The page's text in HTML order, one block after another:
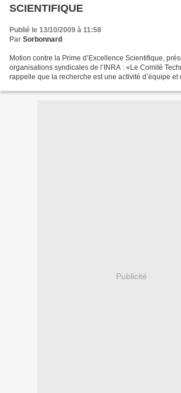
SCIENTIFIQUE
Publié le 13/10/2009 à 11:58
Par Sorbonnard
Motion contre la Prime d’Excellence Scientifique,
organisations syndicales de l’INRA : «Le Comité
rappelle que la recherche est une activité d’équipe et
Publicité